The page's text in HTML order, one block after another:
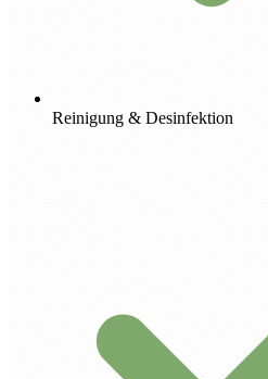
Reinigung & Desinfektion